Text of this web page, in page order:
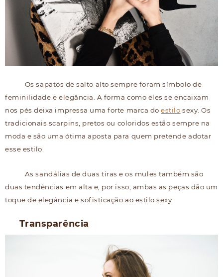
Os sapatos de salto alto sempre foram símbolo de
feminilidade e elegância. A forma como eles se encaixam
nos pés deixa impressa uma forte marca doestilo sexy. Os
tradicionais scarpins, pretos ou coloridos estão sempre na
moda e são uma ótima aposta para quem pretende adotar
esse estilo.
As sandálias de duas tiras e os mules também são
duas tendências em alta e, por isso, ambas as peças dão um
toque de elegância e sofisticação ao estilo sexy.
Transparência